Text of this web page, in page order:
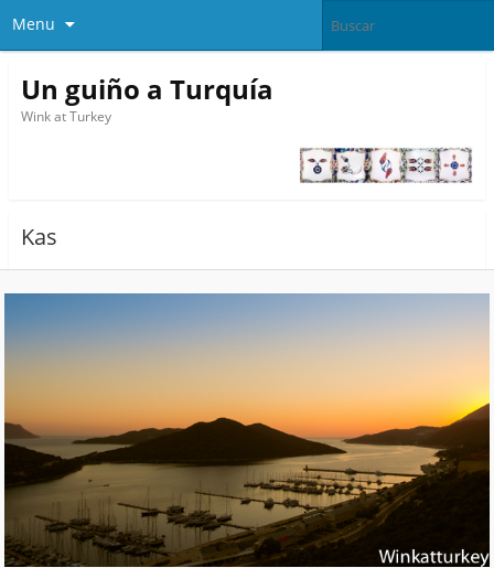
Menu
Un guiño a Turquía
Wink at Turkey
Kas